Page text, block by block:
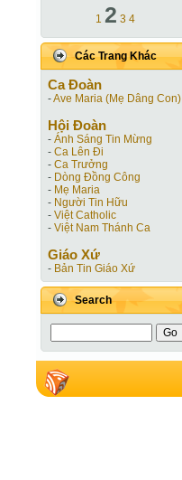
1 2 3 4
Các Trang Khác
Ca Ðoàn
-Ave Maria (Mẹ Dâng Con)
Hội Ðoàn
- Ánh Sáng Tin Mừng
- Ca Lên Đi
- Ca Trưởng
- Dòng Đồng Công
- Mẹ Maria
- Người Tin Hữu
- Việt Catholic
- Việt Nam Thánh Ca
Giáo Xứ
- Bản Tin Giáo Xứ
Search